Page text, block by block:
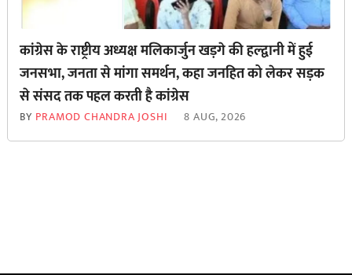
कांग्रेस के राष्ट्रीय अध्यक्ष मलिकार्जुन खड़गे की हल्द्वानी में हुई
जनसभा, जनता से मांगा समर्थन, कहा जनहित को लेकर सड़क
से ‌संसद तक पहल करती है कांग्रेस
BY PRAMOD CHANDRA JOSHI 8 AUG, 2026